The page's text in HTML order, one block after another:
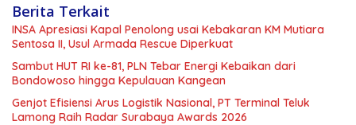
Berita Terkait
INSA Apresiasi Kapal Penolong usai Kebakaran KM Mutiara
Sentosa II, Usul Armada Rescue Diperkuat
Sambut HUT RI ke-81, PLN Tebar Energi Kebaikan dari
Bondowoso hingga Kepulauan Kangean
Genjot Efisiensi Arus Logistik Nasional, PT Terminal Teluk
Lamong Raih Radar Surabaya Awards 2026